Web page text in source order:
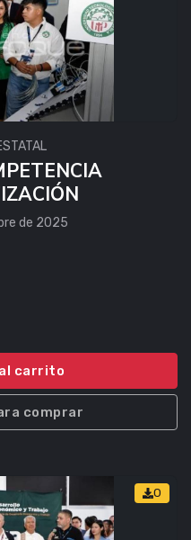
de 2025
carrito
comprar
0